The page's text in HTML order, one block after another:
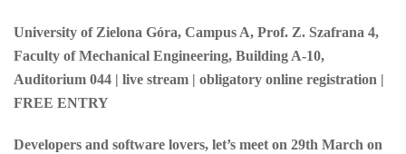
University of Zielona Góra, Campus A, Prof. Z. Szafrana 4,
Faculty of Mechanical Engineering, Building A-10,
Auditorium 044 | live stream | obligatory online registration |
FREE ENTRY
Developers and software lovers, let’s meet on 29th March on